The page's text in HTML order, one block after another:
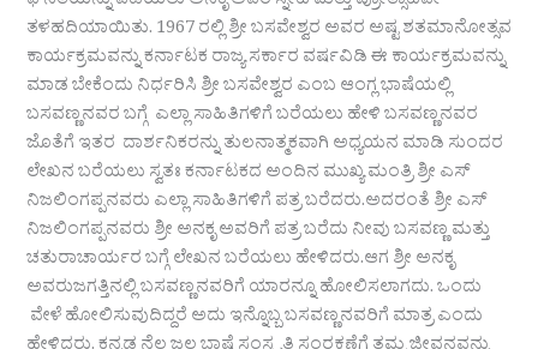
ತಳಹದಿಯಾಯಿತು. 1967 ರಲ್ಲಿ ಶ್ರೀ ಬಸವೇಶ್ವರ ಅವರ ಅಷ್ಟ ಶತಮಾನೋತ್ಸವ
ಕಾರ್ಯಕ್ರಮವನ್ನು ಕರ್ನಾಟಕ ರಾಜ್ಯ ಸರ್ಕಾರ ವರ್ಷವಿಡಿ ಈ ಕಾರ್ಯಕ್ರಮವನ್ನು
ಮಾಡ ಬೇಕೆಂದು ನಿರ್ಧರಿಸಿ ಶ್ರೀ ಬಸವೇಶ್ವರ ಎಂಬ ಆಂಗ್ಲ ಭಾಷೆಯಲ್ಲಿ
ಬಸವಣ್ಣನವರ ಬಗ್ಗೆ ಎಲ್ಲಾ ಸಾಹಿತಿಗಳಿಗೆ ಬರೆಯಲು ಹೇಳಿ ಬಸವಣ್ಣನವರ
ಜೊತೆಗೆ ಇತರ ದಾರ್ಶನಿಕರನ್ನು ತುಲನಾತ್ಮಕವಾಗಿ ಅಧ್ಯಯನ ಮಾಡಿ ಸುಂದರ
ಲೇಖನ ಬರೆಯಲು ಸ್ವತಃ ಕರ್ನಾಟಕದ ಅಂದಿನ ಮುಖ್ಯ ಮಂತ್ರಿ ಶ್ರೀ ಎಸ್
ನಿಜಲಿಂಗಪ್ಪನವರು ಎಲ್ಲಾ ಸಾಹಿತಿಗಳಿಗೆ ಪತ್ರ ಬರೆದರು.ಅದರಂತೆ ಶ್ರೀ ಎಸ್
ನಿಜಲಿಂಗಪ್ಪನವರು ಶ್ರೀ ಅನಕೃ ಅವರಿಗೆ ಪತ್ರ ಬರೆದು ನೀವು ಬಸವಣ್ಣ ಮತ್ತು
ಚತುರಾಚಾರ್ಯರ ಬಗ್ಗೆ ಲೇಖನ ಬರೆಯಲು ಹೇಳಿದರು.ಆಗ ಶ್ರೀ ಅನಕೃ
ಅವರುಜಗತ್ತಿನಲ್ಲಿ ಬಸವಣ್ಣನವರಿಗೆ ಯಾರನ್ನೂ ಹೋಲಿಸಲಾಗದು. ಒಂದು
ವೇಳೆ ಹೋಲಿಸುವುದಿದ್ದರೆ ಅದು ಇನ್ನೊಬ್ಬ ಬಸವಣ್ಣನವರಿಗೆ ಮಾತ್ರ ಎಂದು